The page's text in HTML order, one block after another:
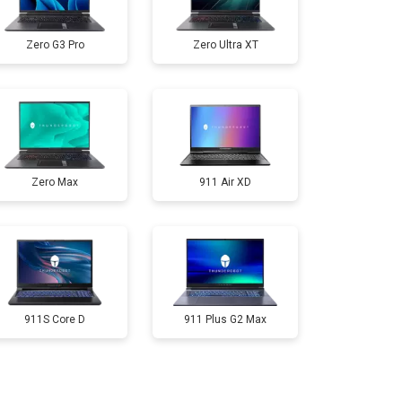
3300 ₽ Заказать
3800 ₽ Заказать
1500 ₽ Заказать
2900 ₽ Заказать
1200 ₽ Заказать
Zero G3 Pro Zero Ultra XT
Zero Max 911 Air XD
911S Core D 911 Plus G2 Max